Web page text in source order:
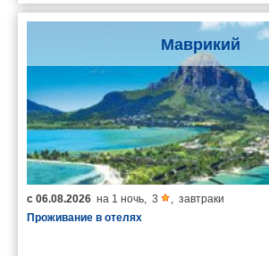
Маврикий
с 06.08.2026 на 1 ночь, 3 , завтраки
Проживание в отелях